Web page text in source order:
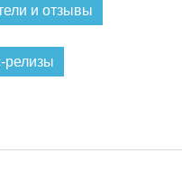
и отзывы
релизы